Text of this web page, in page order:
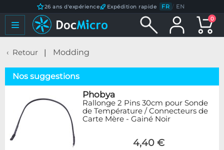
26 ans d'expérience Expédition rapide FR / EN
0
Retour Modding
Nos suggestions
Phobya
Rallonge 2 Pins 30cm pour Sonde
de Température / Connecteurs de
Carte Mère - Gainé Noir
4,40 €